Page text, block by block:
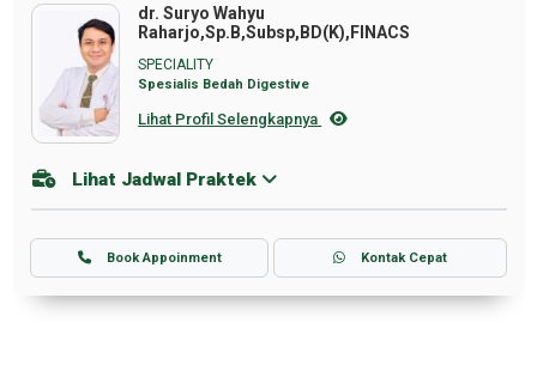
dr. Suryo Wahyu
Raharjo,Sp.B,Subsp,BD(K),FINACS
SPECIALITY
Spesialis Bedah Digestive
Lihat Profil Selengkapnya
Lihat Jadwal Praktek
Book Appoinment Kontak Cepat